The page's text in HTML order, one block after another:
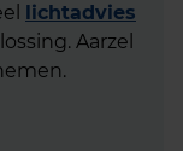
lichtadvies
Aarzel